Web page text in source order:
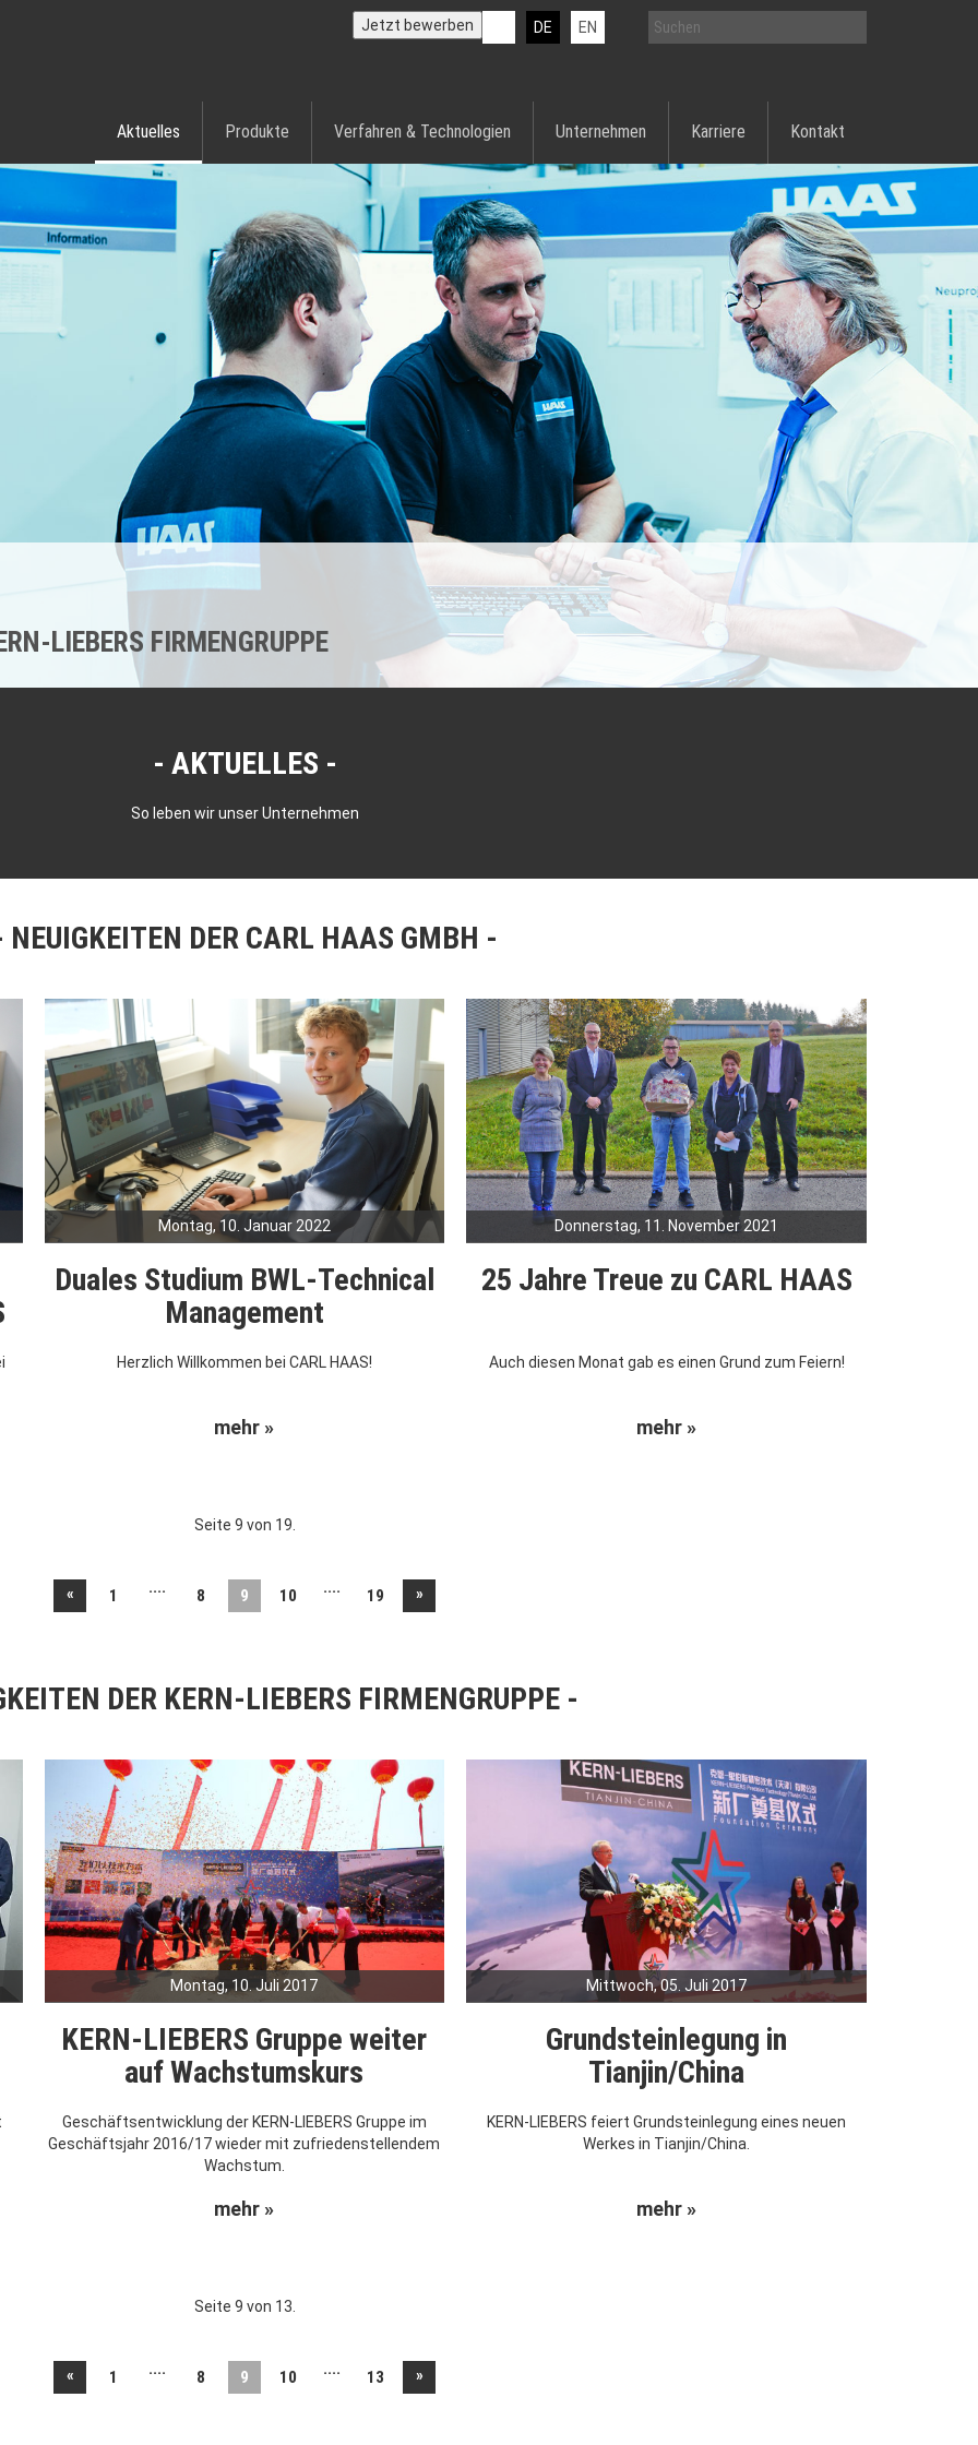
DE EN
Jetzt bewerben
Aktuelles Produkte Verfahren & Technologien Unternehmen Karriere Kontakt
LIEBERS FIRMENGRUPPE
AKTUELLES
So leben wir unser Unternehmen
NEUIGKEITEN DER CARL HAAS GMBH
Montag, 10. Januar 2022
Duales Studium BWL-Technical
Management
Herzlich Willkommen bei CARL HAAS!
mehr »
Donnerstag, 11. November 2021
25 Jahre Treue zu CARL HAAS
Auch diesen Monat gab es einen Grund zum Feiern!
mehr »
Seite 9 von 19.
« 1 .... 8 9 10 .... 19 »
DER KERN-LIEBERS FIRMENGRUPPE
Montag, 10. Juli 2017
KERN-LIEBERS Gruppe weiter
auf Wachstumskurs
Geschäftsentwicklung der KERN-LIEBERS Gruppe im
Geschäftsjahr 2016/17 wieder mit zufriedenstellendem
Wachstum.
mehr »
Mittwoch, 05. Juli 2017
Grundsteinlegung in
Tianjin/China
KERN-LIEBERS feiert Grundsteinlegung eines neuen
Werkes in Tianjin/China.
mehr »
Seite 9 von 13.
« 1 .... 8 9 10 .... 13 »